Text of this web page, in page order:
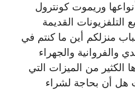
وريموت كونترول
القديمة
منزلكم أين ما كنتم في
والفروانية والجهراء
الكثير من الميزات التي
هل أن بحاجة لشراء